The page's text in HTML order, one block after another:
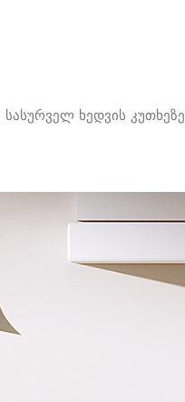
ხედვის კუთხეზე